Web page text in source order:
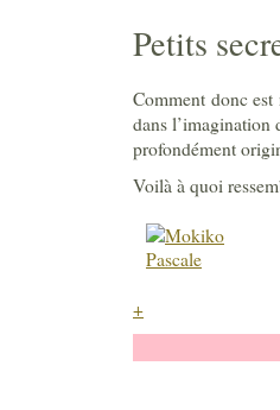
Petits
Comment donc est
dans l’imagination
profondément
Voilà à quoi
+